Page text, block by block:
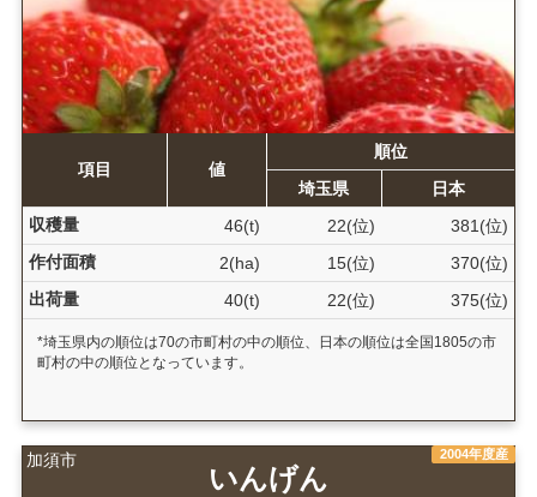
項目 値
順位
埼玉県
日本
収穫量
46(t) 22(位)
381(位)
作付面積
2(ha) 15(位)
370(位)
出荷量
40(t) 22(位) 375(位)
*埼玉県内の順位は70の市町村の中の順位、日本の順位は全国1805の市
町村の中の順位となっています。
加須市 2004年度産
いんげん